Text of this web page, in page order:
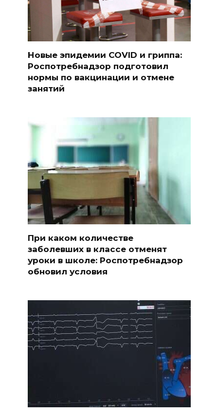
Новые эпидемии COVID и гриппа:
Роспотребнадзор подготовил
нормы по вакцинации и отмене
занятий
При каком количестве
заболевших в классе отменят
уроки в школе: Роспотребнадзор
обновил условия